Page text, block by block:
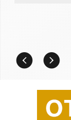
revious ext